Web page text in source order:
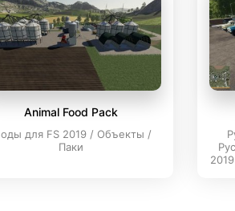
Animal Food Pack
для FS 2019 / Объекты /
Паки